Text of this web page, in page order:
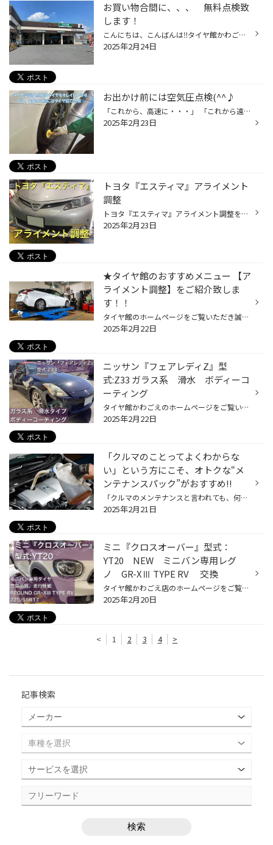
お買い物合間に、、、 無料点検致
します！
こんにちは、こんばんは‼︎タイヤ館かわごえ店です‼︎ タイヤ館では無料の安全点検をしています 店内でお待ちはもちろん、他にもお待ち頂ける場所が色々あります‼︎ タイヤ館かわごえ店の隣にホームセンターや回転寿司、カフェ等もあります‼︎ 点検が終わり次第ご連絡もできます。 買い物のついでにエア...
2025年2月24日
お出かけ前には空気圧点検(^^♪
「これから、高速に・・・」 「これから遠方に・・・」 オイル交換も大事ですが・・・・ タイヤ空気圧チェックも、かなり×10( ^)o(^ ) 大切です( ^)o(^ ) 空気圧チェックでわかる事、又良くなる事 ・・・・・パンクの可能性(:_;) ※いった先でトラブル (-_-) ・・・・・・・・・・燃費向上 ※意外と燃...
2025年2月23日
トヨタ『エスティマ』アライメント
調整
トヨタ『エスティマ』アライメント調整をいたしました。 ステアリング（ハンドル）交換されて、 ステアリングセンター（ハンドルの中心）がズレてしまった とのことで来店され、アライメントの測定っを致しました。 調整前の測定結果 ステアリングセンター（ハンドルの中心）がズレていましたので ...
2025年2月23日
★タイヤ館のおすすめメニュー 【ア
ライメント調整】をご紹介致しま
す！！
タイヤ館のホームページをご覧いただき誠にありがとうございます！ 本日は、タイヤ館のおすすめメニュー【アライメント調整】をご紹介致します！ アライメント調整とは タイヤ･ホイールは複雑な構造を持つサスペンションによって支えられています。 車体に対してタイヤ･ホイールが取り付けられる角...
2025年2月22日
ニッサン『フェアレディZ』型
式:Z33 ガラス系 滑水 ボディーコ
ーティング
タイヤ館かわごえのホームページをご覧いただきありがとうございます。 ニッサン『フェアレディZ』型式:Z33 ガラス系 滑水 ボディーコーティングを施工致しました。 ◆洗車 ホコリ、汚れを落としていきます。 洗車が終わりましたら、 磨き作業の準備をいたします。 今回の車両はルーフ（屋根）が幌（...
2025年2月22日
「クルマのことってよくわからな
い」という方にこそ、オトクな“メ
ンテナンスパック”がおすすめ!!
「クルマのメンテナンスと言われても、何をすればいいのかよくわからない」というのが本音の方はいらっしゃいませんか？ メンテナンスってどうすればいいんだろうとお悩みでしたら、ぜひ当店におまかせください。 当店では、確かな経験と技術力を持ったスタッフが手厚くサポートし、しかもとてもお...
2025年2月21日
ミニ『クロスオーバー』型式：
YT20 NEW ミニバン専用レグ
ノ GR-XⅢ TYPE RV 交換
タイヤ館かわごえ店のホームページをご覧いただき有難うございます。 ミニ『クロスオーバー』型式：YT20 タイヤ交換を致しました。 ◆ご使用だったタイヤ ミゾが少なく、雨の日の水はけが悪くなり、 ウエット性能が低下してしまっています。 ◆交換する新しいタイヤは ブリヂストン製：REGNO(レグノ) ...
2025年2月20日
< 1 2 3 4 >
記事検索